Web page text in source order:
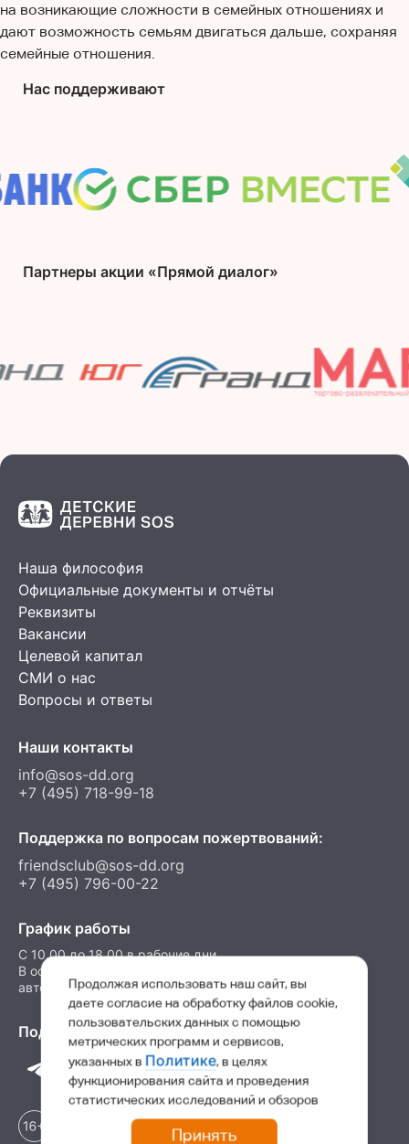
на возникающие сложности в семейных отношениях и
дают возможность семьям двигаться дальше, сохраняя
семейные отношения.
Нас поддерживают
Партнеры акции «Прямой диалог»
Наша философия
Официальные документы и отчёты
Реквизиты
Вакансии
Целевой капитал
СМИ о нас
Вопросы и ответы
Наши контакты
info@sos-dd.org
+7 (495) 718-99-18
Поддержка по вопросам пожертвований:
friendsclub@sos-dd.org
+7 (495) 796-00-22
График работы
C 10.00 до 18.00 в рабочие дни
В остальные часы можно оставить сообщение на
автоответчик
Подпишитесь на нас в соц. сетях
Продолжая использовать наш сайт, вы
даете согласие на обработку файлов cookie,
пользовательских данных с помощью
метрических программ и сервисов,
указанных в Политике, в целях
функционирования сайта и проведения
статистических исследований и обзоров
Принять